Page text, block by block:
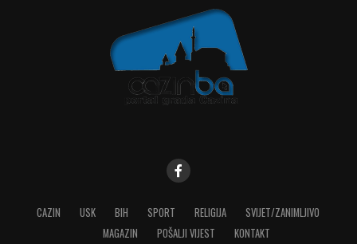
CAZIN USK BIH SPORT RELIGIJA
SVIJET/ZANIMLJIVO
MAGAZIN
POŠALJI VIJEST KONTAKT